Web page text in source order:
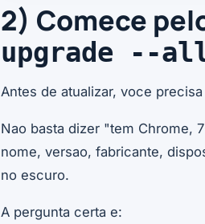
2) Comece
upgrade --
Antes de atualizar, voce
Nao basta dizer "tem Chrome,
nome, versao, fabricante,
no escuro.
A pergunta certa e: